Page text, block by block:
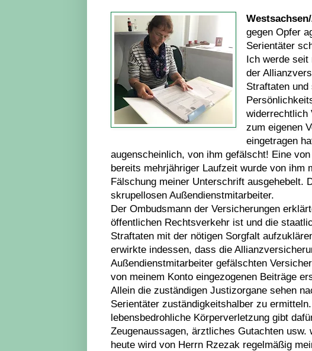
gegen Opfer
Serientäter
Ich werde seit
der
Straftaten
widerrechtlich
zum eigenen
eingetragen
augenscheinlich, von ihm gefälscht! Eine
bereits mehrjähriger Laufzeit wurde von ihm
Fälschung meiner Unterschrift ausgehebelt.
skrupellosen Außendienstmitarbeiter.
Der Ombudsmann der Versicherungen
öffentlichen Rechtsverkehr ist und die
Straftaten mit der nötigen Sorgfalt
erwirkte indessen, dass die
Außendienstmitarbeiter gefälschten
von meinem Konto eingezogenen Beiträge
Allein die zuständigen Justizorgane sehen
Serientäter zuständigkeitshalber zu
lebensbedrohliche Körperverletzung gibt
Zeugenaussagen, ärztliches Gutachten
heute wird von Herrn Rzezak regelmäßig